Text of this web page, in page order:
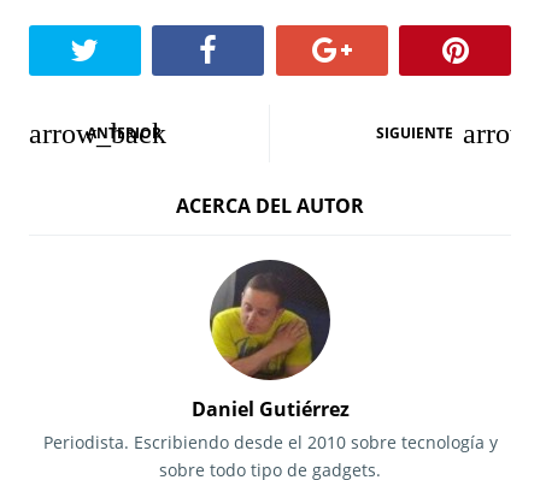
N
ANTERIOR SIGUIENTE
ACERCA DEL AUTOR
Daniel Gutiérrez
Periodista. Escribiendo desde el 2010 sobre tecnología y
sobre todo tipo de gadgets.